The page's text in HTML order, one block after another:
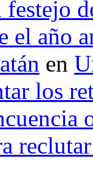
festejo
el año
en
los